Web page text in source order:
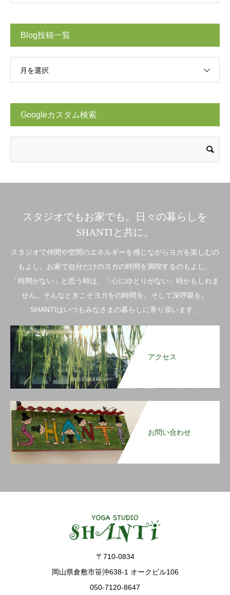
Blog投稿一覧
月を選択
Googleカスタム検索
スタジオでもお家でも。日々の暮らしを
SHANTIと共に。
スタジオで仲間や空間のエネルギーを感じながらヨガを楽しむの
もよし。お家で自分だけのヨガの時間を満喫するのもよし。
「時間がない」と思う時は、「心にゆとりがない」時かもしれま
せん。そんなときこそヨガをの時間を。そして深呼吸を。
SHANTIはいつもみなさまの暮らしに寄り添います。
アクセス
お問い合わせ
〒710-0834
岡山県倉敷市笹沖638-1 オークビル106
050-7120-8647